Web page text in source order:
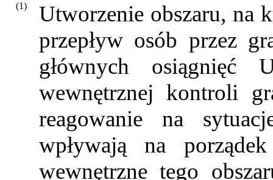
(1)
Utworzenie obszaru, na
przepływ osób przez
głównych
wewnętrznej kontroli
reagowanie na
wpływają na
wewnętrzne tego